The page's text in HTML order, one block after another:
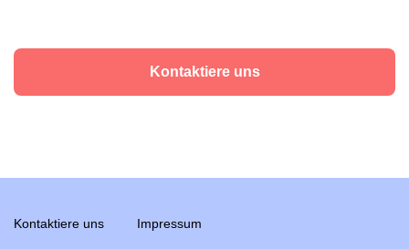
Kontaktiere uns
Kontaktiere uns Impressum